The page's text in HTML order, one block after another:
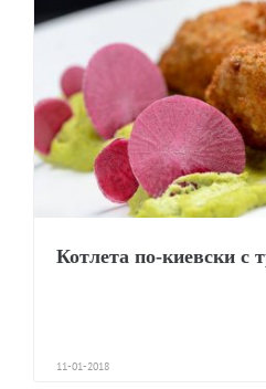
Котлета по-киевски
11-01-2018